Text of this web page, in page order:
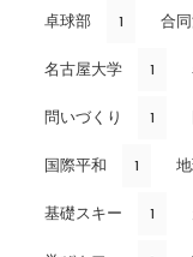
卓球部 1 合
名古屋大学 1
問いづくり 1
国際平和 1
基礎スキー 1